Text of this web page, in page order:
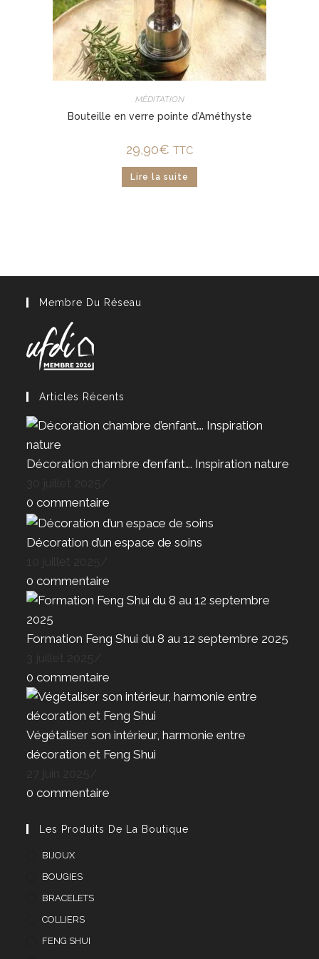
MÉDITATION
Bouteille en verre pointe d’Améthyste
29,90€ TTC
Lire la suite
Membre Du Réseau
Articles Récents
Décoration chambre d’enfant…. Inspiration nature
0 commentaire
Décoration d’un espace de soins
0 commentaire
Formation Feng Shui du 8 au 12 septembre 2025
0 commentaire
Végétaliser son intérieur, harmonie entre
décoration et Feng Shui
0 commentaire
Les Produits De La Boutique
BIJOUX
BOUGIES
BRACELETS
COLLIERS
FENG SHUI